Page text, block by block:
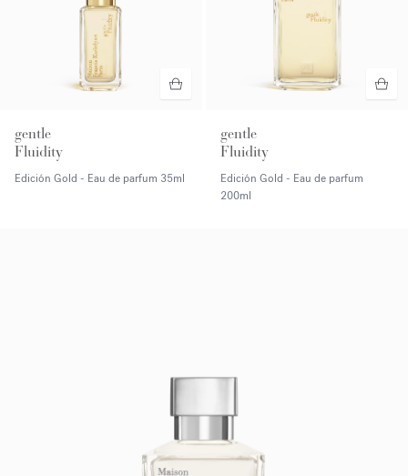
gentle
Fluidity
Edición Gold - Eau de parfum 35ml
gentle
Fluidity
Edición Gold - Eau de parfum
200ml